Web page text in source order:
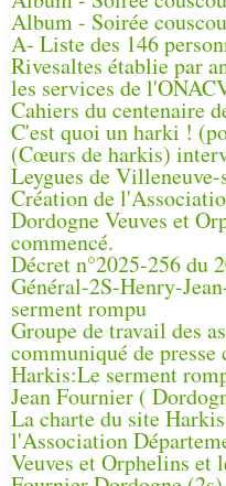
Album - Soirée
A- Liste des 146
Rivesaltes établie par
les services de
Cahiers du centenaire
C'est quoi un harki !
(Cœurs de harkis)
Leygues de
Création de
Dordogne Veuves et
commencé.
Décret n°2025-256 du
Général-2S-Henry-
serment rompu
Groupe de travail des
communiqué de
Harkis:Le serment
Jean Fournier (
La charte du site
l'Association
Veuves et Orphelins et